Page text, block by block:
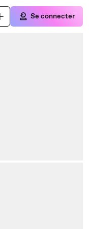
Se connecter